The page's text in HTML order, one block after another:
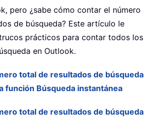
pero ¿sabe cómo contar el número
de búsqueda? Este artículo le
prácticos para contar todos los
en Outlook.
total de resultados de búsqueda
función Búsqueda instantánea
total de resultados de búsqueda